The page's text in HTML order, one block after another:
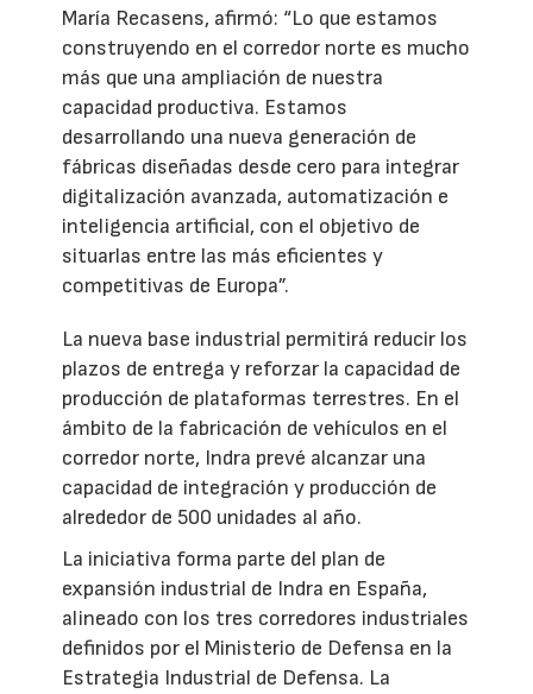
María Recasens, afirmó: “Lo que estamos
construyendo en el corredor norte es mucho
más que una ampliación de nuestra
capacidad productiva. Estamos
desarrollando una nueva generación de
fábricas diseñadas desde cero para integrar
digitalización avanzada, automatización e
inteligencia artificial, con el objetivo de
situarlas entre las más eficientes y
competitivas de Europa”.
La nueva base industrial permitirá reducir los
plazos de entrega y reforzar la capacidad de
producción de plataformas terrestres. En el
ámbito de la fabricación de vehículos en el
corredor norte, Indra prevé alcanzar una
capacidad de integración y producción de
alrededor de 500 unidades al año.
La iniciativa forma parte del plan de
expansión industrial de Indra en España,
alineado con los tres corredores industriales
definidos por el Ministerio de Defensa en la
Estrategia Industrial de Defensa. La